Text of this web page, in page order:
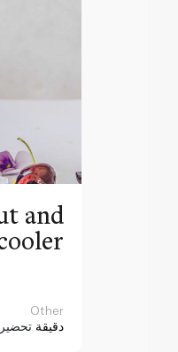
and
Other
10 دقيقة